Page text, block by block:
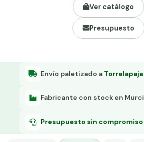
Grapa malla H.
Grapadora
Tensor galvanizado
Ver catálogo
Presupuesto
Envío paletizado a
Fabricante con stock en
Presupuesto sin compromiso